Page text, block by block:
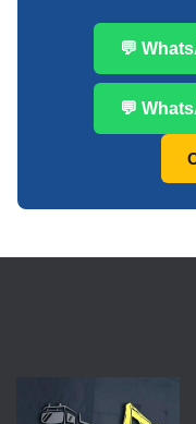
💬
💬